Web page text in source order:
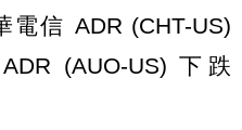
電信 ADR (CHT-US)
(AUO-US) 下跌